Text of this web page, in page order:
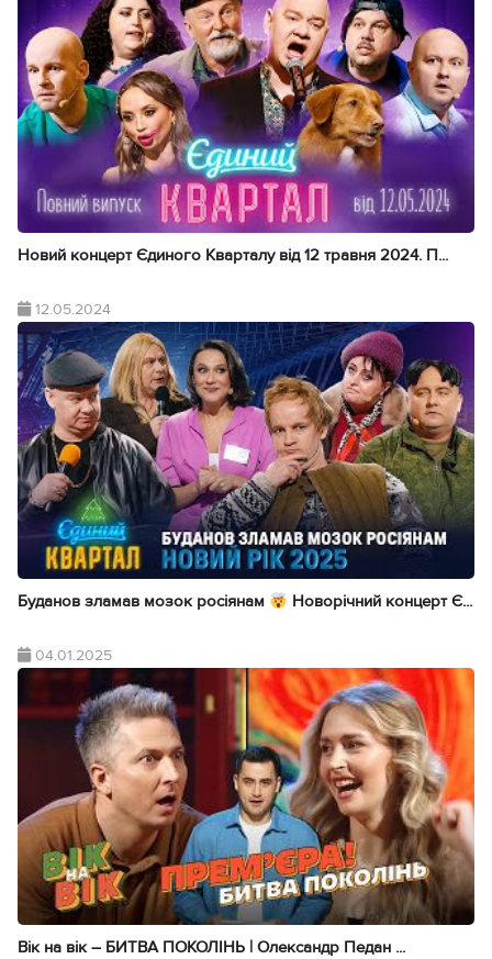
Новий концерт Єдиного Кварталу від 12 травня 2024. П...
12.05.2024
Буданов зламав мозок росіянам Новорічний концерт Є...
04.01.2025
Вік на вік – БИТВА ПОКОЛІНЬ | Олександр Педан ...